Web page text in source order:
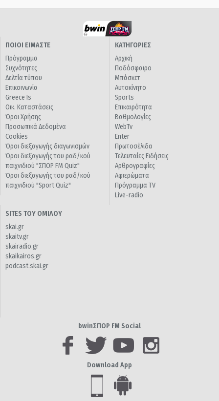
ΠΟΙΟΙ ΕΙΜΑΣΤΕ
Πρόγραμμα
Συχνότητες
Δελτία τύπου
Επικοινωνία
Greece Is
Οικ. Καταστάσεις
Όροι Χρήσης
Προσωπικά Δεδομένα
Cookies
Όροι διεξαγωγής διαγωνισμών
Όροι διεξαγωγής του ραδ/κού
παιχνιδιού "ΣΠΟΡ FM Quiz"
Όροι διεξαγωγής του ραδ/κού
παιχνιδιού "Sport Quiz"
ΚΑΤΗΓΟΡΙΕΣ
Αρχική
Ποδόσφαιρο
Μπάσκετ
Αυτοκίνητο
Sports
Επικαιρότητα
Βαθμολογίες
WebTv
Enter
Πρωτοσέλιδα
Τελευταίες Ειδήσεις
Αρθρογραφίες
Αφιερώματα
Πρόγραμμα TV
Live-radio
SITES ΤΟΥ ΟΜΙΛΟΥ
skai.gr
skaitv.gr
skairadio.gr
skaikairos.gr
podcast.skai.gr
bwinΣΠΟΡ FM Social
Download App